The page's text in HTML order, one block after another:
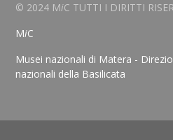
© 2024 MiC TUTTI I DIRITTI
MiC
Musei nazionali di Matera -
nazionali della Basilicata